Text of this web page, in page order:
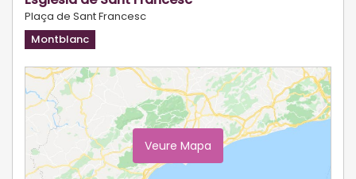
Plaça de Sant Francesc
Montblanc
Veure Mapa